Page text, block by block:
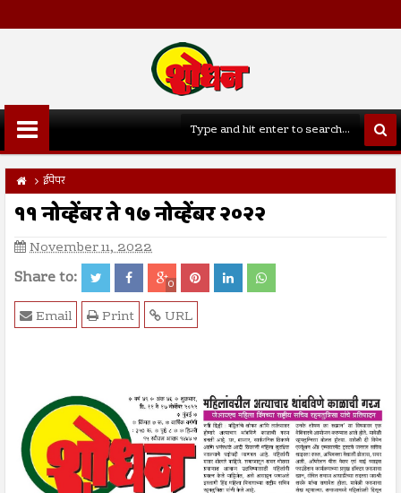
ईपेपर
११ नोव्हेंबर ते १७ नोव्हेंबर २०२२
November 11, 2022
Share to: 0
URL
Print
Email